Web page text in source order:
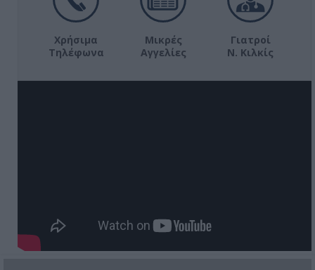
Χρήσιμα
Τηλέφωνα
Μικρές
Αγγελίες
Γιατροί
Ν. Κιλκίς